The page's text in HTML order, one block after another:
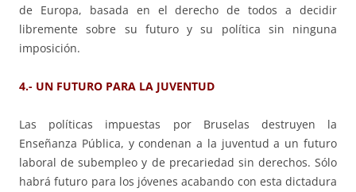
de Europa, basada en el derecho de todos a decidir
libremente sobre su futuro y su política sin ninguna
imposición.
4.- UN FUTURO PARA LA JUVENTUD
Las políticas impuestas por Bruselas destruyen la
Enseñanza Pública, y condenan a la juventud a un futuro
laboral de subempleo y de precariedad sin derechos. Sólo
habrá futuro para los jóvenes acabando con esta dictadura